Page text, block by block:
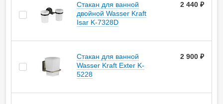
Стакан для ванной
двойной Wasser Kraft
Isar K-7328D
2 440
Стакан для ванной
Wasser Kraft Exter K-
5228
2 900